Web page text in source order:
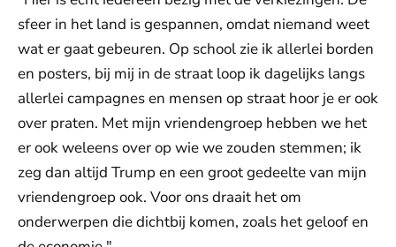
sfeer in het land is gespannen, omdat niemand weet
wat er gaat gebeuren. Op school zie ik allerlei borden
en posters, bij mij in de straat loop ik dagelijks langs
allerlei campagnes en mensen op straat hoor je er ook
over praten. Met mijn vriendengroep hebben we het
er ook weleens over op wie we zouden stemmen; ik
zeg dan altijd Trump en een groot gedeelte van mijn
vriendengroep ook. Voor ons draait het om
onderwerpen die dichtbij komen, zoals het geloof en